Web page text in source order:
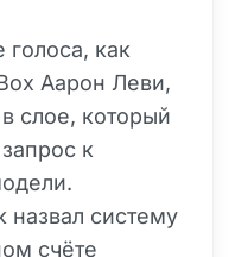
голоса, как
Аарон Леви,
слое, который
к
систему
счёте